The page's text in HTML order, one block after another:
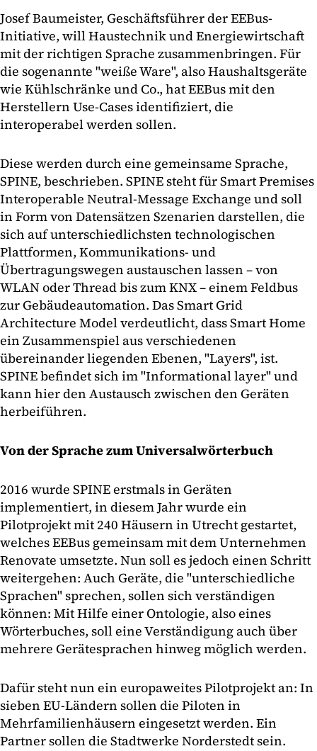
Josef Baumeister, Geschäftsführer der EEBus-
Initiative, will Haustechnik und Energiewirtschaft
mit der richtigen Sprache zusammenbringen. Für
die sogenannte "weiße Ware", also Haushaltsgeräte
wie Kühlschränke und Co., hat EEBus mit den
Herstellern Use-Cases identifiziert, die
interoperabel werden sollen.
Diese werden durch eine gemeinsame Sprache,
SPINE, beschrieben. SPINE steht für Smart Premises
Interoperable Neutral-Message Exchange und soll
in Form von Datensätzen Szenarien darstellen, die
sich auf unterschiedlichsten technologischen
Plattformen, Kommunikations- und
Übertragungswegen austauschen lassen – von
WLAN oder Thread bis zum KNX – einem Feldbus
zur Gebäudeautomation. Das Smart Grid
Architecture Model verdeutlicht, dass Smart Home
ein Zusammenspiel aus verschiedenen
übereinander liegenden Ebenen, "Layers", ist.
SPINE befindet sich im "Informational layer" und
kann hier den Austausch zwischen den Geräten
herbeiführen.
Von der Sprache zum Universalwörterbuch
2016 wurde SPINE erstmals in Geräten
implementiert, in diesem Jahr wurde ein
Pilotprojekt mit 240 Häusern in Utrecht gestartet,
welches EEBus gemeinsam mit dem Unternehmen
Renovate umsetzte. Nun soll es jedoch einen Schritt
weitergehen: Auch Geräte, die "unterschiedliche
Sprachen" sprechen, sollen sich verständigen
können: Mit Hilfe einer Ontologie, also eines
Wörterbuches, soll eine Verständigung auch über
mehrere Gerätesprachen hinweg möglich werden.
Dafür steht nun ein europaweites Pilotprojekt an: In
sieben EU-Ländern sollen die Piloten in
Mehrfamilienhäusern eingesetzt werden. Ein
Partner sollen die Stadtwerke Norderstedt sein.